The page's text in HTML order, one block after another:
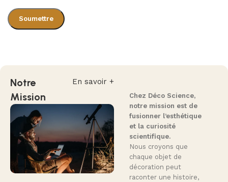
En savoir +
Notre
Mission
Chez Déco Science,
notre mission est de
fusionner l’esthétique
et la curiosité
scientifique.
Nous croyons que
chaque objet de
décoration peut
raconter une histoire,